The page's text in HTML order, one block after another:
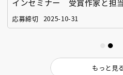
「絵本創作実践講座」
応募締切 2025-10-31
もっと見る